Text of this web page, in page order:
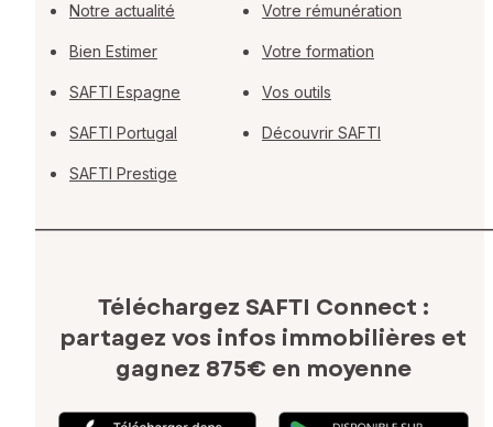
Notre actualité
Bien Estimer
SAFTI Espagne
SAFTI Portugal
SAFTI Prestige
Votre rémunération
Votre formation
Vos outils
Découvrir SAFTI
Téléchargez SAFTI Connect :
partagez vos infos immobilières et
gagnez 875€ en moyenne